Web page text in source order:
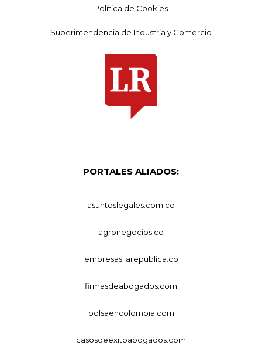
Política de Cookies
Superintendencia de Industria y Comercio
PORTALES ALIADOS:
asuntoslegales.com.co
agronegocios.co
empresas.larepublica.co
firmasdeabogados.com
bolsaencolombia.com
casosdeexitoabogados.com